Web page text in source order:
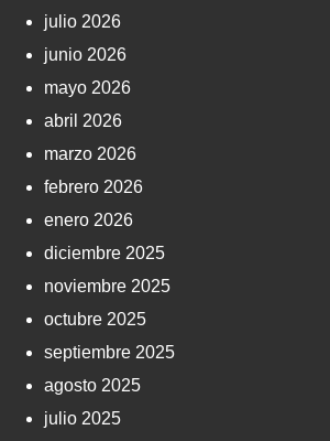
julio 2026
junio 2026
mayo 2026
abril 2026
marzo 2026
febrero 2026
enero 2026
diciembre 2025
noviembre 2025
octubre 2025
septiembre 2025
agosto 2025
julio 2025